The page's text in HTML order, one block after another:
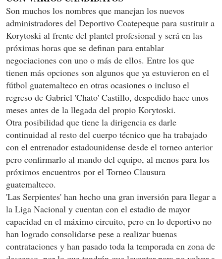
Son muchos los nombres que manejan los nuevos
administradores del Deportivo Coatepeque para sustituir a
Korytoski al frente del plantel profesional y será en las
próximas horas que se definan para entablar
negociaciones con uno o más de ellos. Entre los que
tienen más opciones son algunos que ya estuvieron en el
fútbol guatemalteco en otras ocasiones o incluso el
regreso de Gabriel 'Chato' Castillo, despedido hace unos
meses antes de la llegada del propio Korytoski.
Otra posibilidad que tiene la dirigencia es darle
continuidad al resto del cuerpo técnico que ha trabajado
con el entrenador estadounidense desde el torneo anterior
pero confirmarlo al mando del equipo, al menos para los
próximos encuentros por el Torneo Clausura
guatemalteco.
'Las Serpientes' han hecho una gran inversión para llegar a
la Liga Nacional y cuentan con el estadio de mayor
capacidad en el máximo circuito, pero en lo deportivo no
han logrado consolidarse pese a realizar buenas
contrataciones y han pasado toda la temporada en zona de